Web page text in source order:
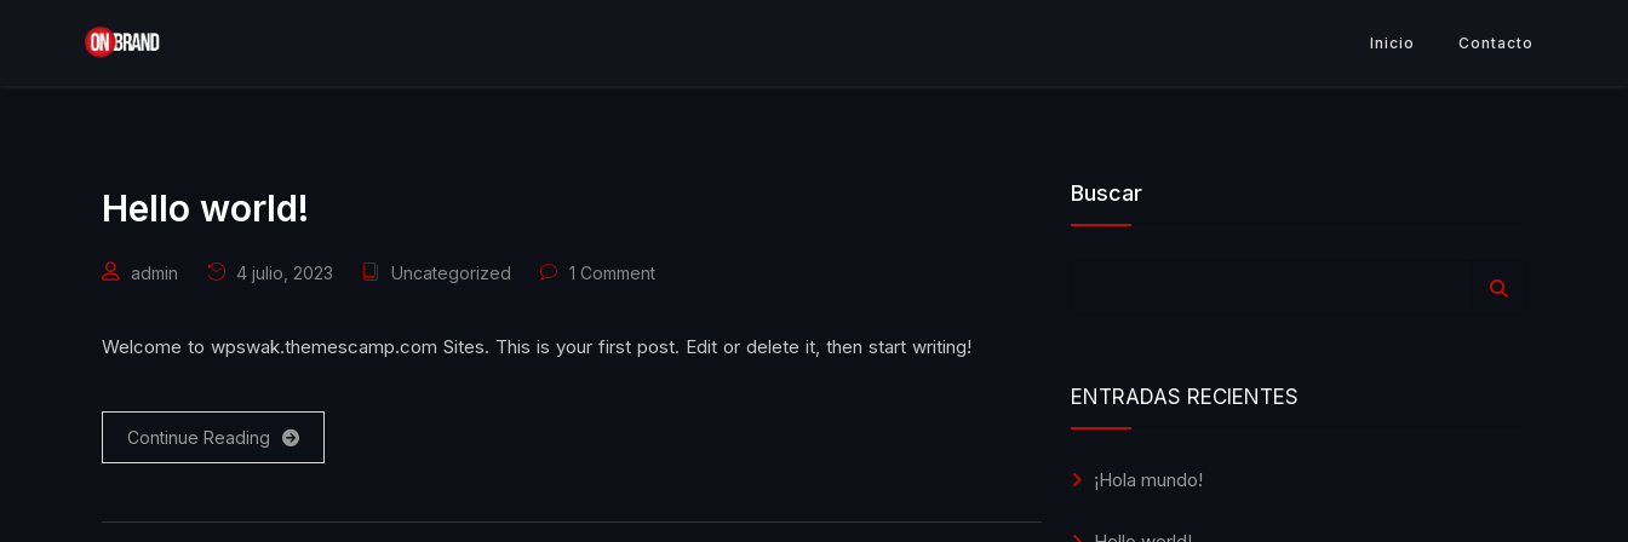
Inicio Contacto
Hello world!
admin 4 julio, 2023 Uncategorized 1 Comment
Welcome to wpswak.themescamp.com Sites. This is your first post. Edit or delete it, then start writing!
Continue Reading
Buscar
ENTRADAS RECIENTES
¡Hola mundo!